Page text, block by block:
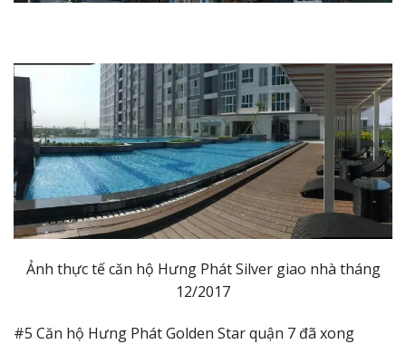
Ảnh thực tế căn hộ Hưng Phát Silver giao nhà tháng
12/2017
#5 Căn hộ Hưng Phát Golden Star quận 7 đã xong